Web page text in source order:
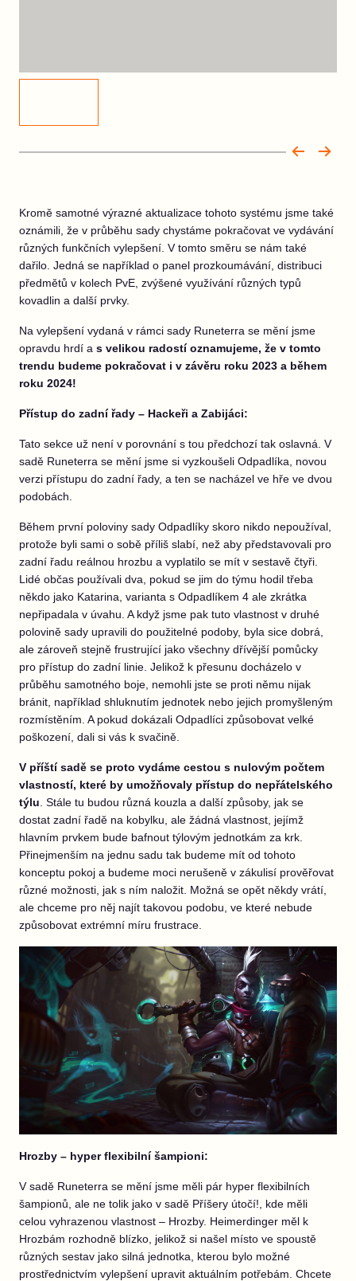
Kromě samotné výrazné aktualizace tohoto systému jsme také
oznámili, že v průběhu sady chystáme pokračovat ve vydávání
různých funkčních vylepšení. V tomto směru se nám také
dařilo. Jedná se například o panel prozkoumávání, distribuci
předmětů v kolech PvE, zvýšené využívání různých typů
kovadlin a další prvky.
Na vylepšení vydaná v rámci sady Runeterra se mění jsme
opravdu hrdí a s velikou radostí oznamujeme, že v tomto
trendu budeme pokračovat i v závěru roku 2023 a během
roku 2024!
Přístup do zadní řady – Hackeři a Zabijáci:
Tato sekce už není v porovnání s tou předchozí tak oslavná. V
sadě Runeterra se mění jsme si vyzkoušeli Odpadlíka, novou
verzi přístupu do zadní řady, a ten se nacházel ve hře ve dvou
podobách.
Během první poloviny sady Odpadlíky skoro nikdo nepoužíval,
protože byli sami o sobě příliš slabí, než aby představovali pro
zadní řadu reálnou hrozbu a vyplatilo se mít v sestavě čtyři.
Lidé občas používali dva, pokud se jim do týmu hodil třeba
někdo jako Katarina, varianta s Odpadlíkem 4 ale zkrátka
nepřipadala v úvahu. A když jsme pak tuto vlastnost v druhé
polovině sady upravili do použitelné podoby, byla sice dobrá,
ale zároveň stejně frustrující jako všechny dřívější pomůcky
pro přístup do zadní linie. Jelikož k přesunu docházelo v
průběhu samotného boje, nemohli jste se proti němu nijak
bránit, například shluknutím jednotek nebo jejich promyšleným
rozmístěním. A pokud dokázali Odpadlíci způsobovat velké
poškození, dali si vás k svačině.
V příští sadě se proto vydáme cestou s nulovým počtem
vlastností, které by umožňovaly přístup do nepřátelského
týlu . Stále tu budou různá kouzla a další způsoby, jak se
dostat zadní řadě na kobylku, ale žádná vlastnost, jejímž
hlavním prvkem bude bafnout týlovým jednotkám za krk.
Přinejmenším na jednu sadu tak budeme mít od tohoto
konceptu pokoj a budeme moci nerušeně v zákulisí prověřovat
různé možnosti, jak s ním naložit. Možná se opět někdy vrátí,
ale chceme pro něj najít takovou podobu, ve které nebude
způsobovat extrémní míru frustrace.
Hrozby – hyper flexibilní šampioni:
V sadě Runeterra se mění jsme měli pár hyper flexibilních
šampionů, ale ne tolik jako v sadě Příšery útočí!, kde měli
celou vyhrazenou vlastnost – Hrozby. Heimerdinger měl k
Hrozbám rozhodně blízko, jelikož si našel místo ve spoustě
různých sestav jako silná jednotka, kterou bylo možné
prostřednictvím vylepšení upravit aktuálním potřebám. Chcete